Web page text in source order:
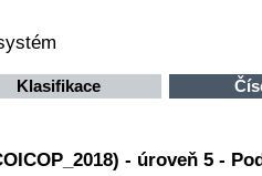
Klasifikace
- úroveň 5 -